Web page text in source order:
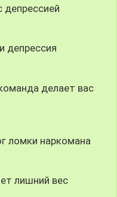
депрессия
делает вас
ломки наркомана
лишний вес